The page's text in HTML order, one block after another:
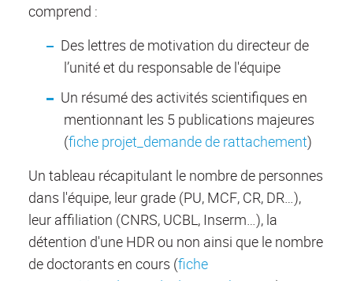
comprend :
Des lettres de motivation du directeur de
l’unité et du responsable de l'équipe
Un résumé des activités scientifiques en
mentionnant les 5 publications majeures
(fiche projet_demande de rattachement)
Un tableau récapitulant le nombre de personnes
dans l'équipe, leur grade (PU, MCF, CR, DR…),
leur affiliation (CNRS, UCBL, Inserm…), la
détention d'une HDR ou non ainsi que le nombre
de doctorants en cours (fiche